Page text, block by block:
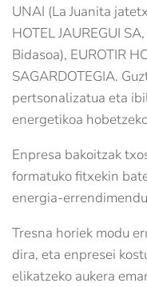
UNAI (La Juanita
HOTEL JAUREGUI
Bidasoa), EUROTIR
SAGARDOTEGIA.
pertsonalizatua eta
energetikoa
Enpresa bakoitzak
formatuko fitxekin
energia-
Tresna horiek modu
dira, eta enpresei
elikatzeko aukera